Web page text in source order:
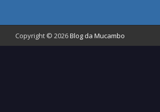
Copyright © 2026Blog da Mucambo